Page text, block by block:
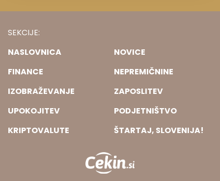
SEKCIJE:
NASLOVNICA
NOVICE
FINANCE
NEPREMIČNINE
IZOBRAŽEVANJE
ZAPOSLITEV
UPOKOJITEV
PODJETNIŠTVO
KRIPTOVALUTE
ŠTARTAJ, SLOVENIJA!